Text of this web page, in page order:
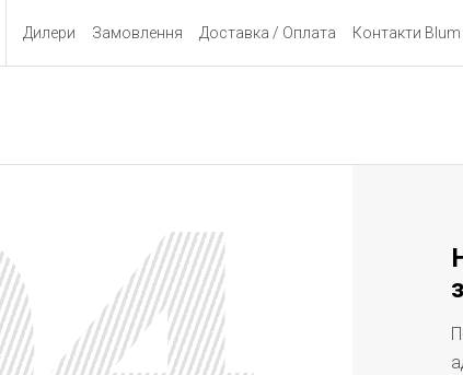
Дилери Замовлення Доставка / Оплата Контакти Blum